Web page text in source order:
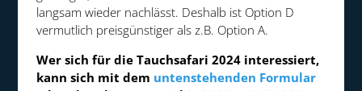
langsam wieder nachlässt. Deshalb ist Option D
vermutlich preisgünstiger als z.B. Option A.
Wer sich für die Tauchsafari 2024 interessiert,
kann sich mit dem untenstehenden Formular